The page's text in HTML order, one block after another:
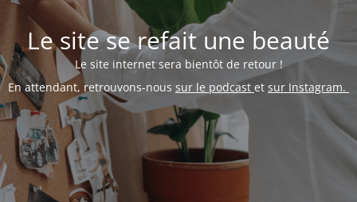
Le site se refait une beauté
Le site internet sera bientôt de retour !
En attendant, retrouvons-nous sur le podcast et sur Instagram.